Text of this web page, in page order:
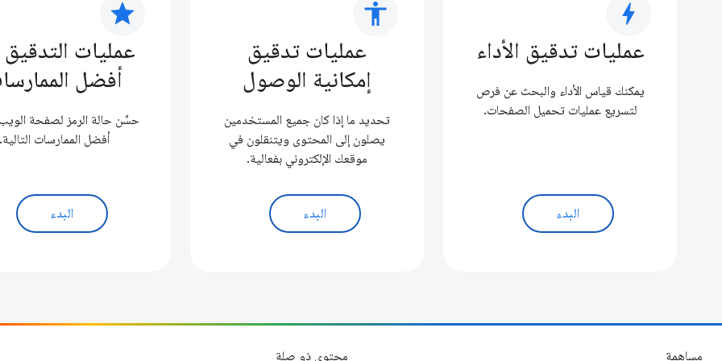
bolt
عمليات تدقيق الأداء
يمكنك قياس الأداء والبحث عن فرص
لتسريع عمليات تحميل الصفحات.
البدء
accessibility
عمليات تدقيق
إمكانية الوصول
تحديد ما إذا كان جميع المستخدمين
يصلون إلى المحتوى ويتنقلون في
موقعك الإلكتروني بفعالية.
البدء
star
عمليات
أفضل
حسِّن حالة الرمز لصفحة الويب
أفضل الممارسات التالية.
البدء
مساهمة محتوى ذو صلة